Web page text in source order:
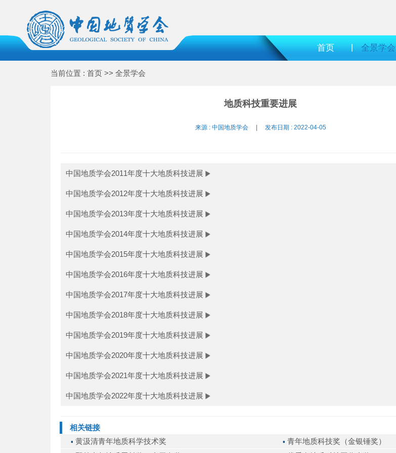
首页 | 全景学会
当前位置 : 首页 >> 全景学会
地质科技重要进展
来源 : 中国地质学会 | 发布日期 : 2022-04-05
中国地质学会2011年度十大地质科技进展
中国地质学会2012年度十大地质科技进展
中国地质学会2013年度十大地质科技进展
中国地质学会2014年度十大地质科技进展
中国地质学会2015年度十大地质科技进展
中国地质学会2016年度十大地质科技进展
中国地质学会2017年度十大地质科技进展
中国地质学会2018年度十大地质科技进展
中国地质学会2019年度十大地质科技进展
中国地质学会2020年度十大地质科技进展
中国地质学会2021年度十大地质科技进展
中国地质学会2022年度十大地质科技进展
相关链接
▪ 黄汲清青年地质科学技术奖 ▪ 青年地质科技奖（金银锤奖）